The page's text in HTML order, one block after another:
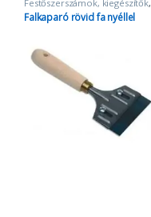
Festőszerszámok, kiegészítők,
Szerszámok
Falkaparó rövid fa nyéllel